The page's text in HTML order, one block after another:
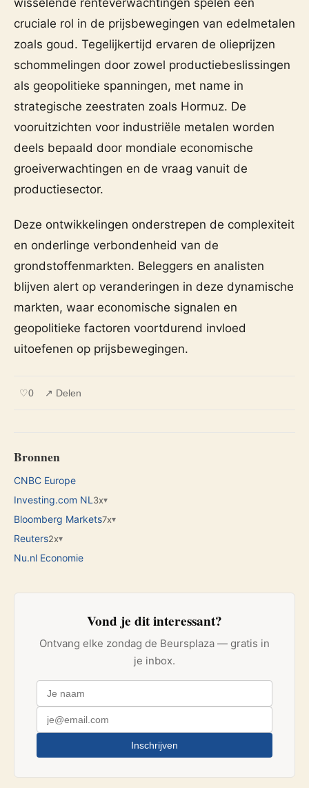
wisselende renteverwachtingen spelen een
cruciale rol in de prijsbewegingen van edelmetalen
zoals goud. Tegelijkertijd ervaren de olieprijzen
schommelingen door zowel productiebeslissingen
als geopolitieke spanningen, met name in
strategische zeestraten zoals Hormuz. De
vooruitzichten voor industriële metalen worden
deels bepaald door mondiale economische
groeiverwachtingen en de vraag vanuit de
productiesector.
Deze ontwikkelingen onderstrepen de complexiteit
en onderlinge verbondenheid van de
grondstoffenmarkten. Beleggers en analisten
blijven alert op veranderingen in deze dynamische
markten, waar economische signalen en
geopolitieke factoren voortdurend invloed
uitoefenen op prijsbewegingen.
♡0 ↗ Delen
Bronnen
CNBC Europe
Investing.com NL 3x▾
Bloomberg Markets7x▾
Reuters2x▾
Nu.nl Economie
Vond je dit interessant?
Ontvang elke zondag de Beursplaza — gratis in
je inbox.
Inschrijven